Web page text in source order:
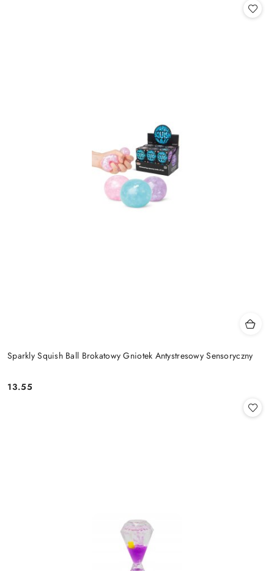
Sparkly Squish Ball Brokatowy Gniotek Antystresowy Sensoryczny
Cena:
13.55